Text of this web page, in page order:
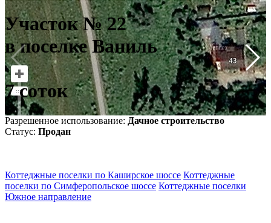
Участок № 22
в поселке Ваниль
7 соток
Разрешенное использование: Дачное строительство
Статус: Продан
Коттеджные поселки по Каширское шоссе Коттеджные
поселки по Симферопольское шоссе Коттеджные поселки
Южное направление